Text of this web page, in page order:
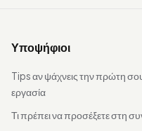
Υποψήφιοι
Tips αν ψάχνεις την πρώτη
εργασία
Τι πρέπει να προσέξετε στη